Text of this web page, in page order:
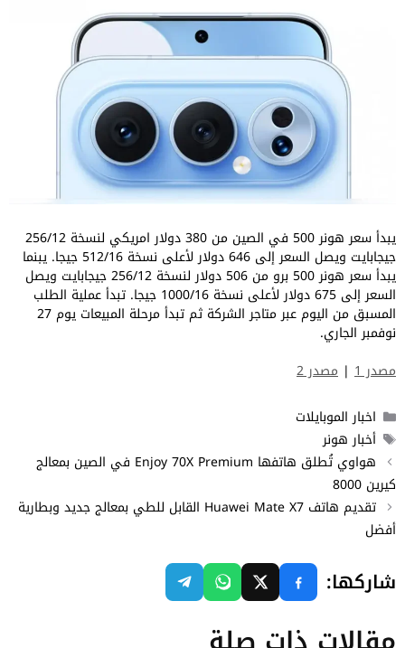
يبدأ سعر هونر 500 في الصين من 380 دولار امريكي لنسخة 256/12
جيجابايت ويصل السعر إلى 646 دولار لأعلى نسخة 512/16 جيجا. يبنما
يبدأ سعر هونر 500 برو من 506 دولار لنسخة 256/12 جيجابايت ويصل
السعر إلى 675 دولار لأعلى نسخة 1000/16 جيجا. تبدأ عملية الطلب
المسبق من اليوم عبر متاجر الشركة ثم تبدأ مرحلة المبيعات يوم 27
نوفمبر الجاري.
مصدر 1 | مصدر 2
التصنيفات
اخبار الموبايلات
الوسوم
أخبار هونر
هواوي تُطلق هاتفها Enjoy 70X Premium في الصين بمعالج
كيرين 8000
تقديم هاتف Huawei Mate X7 القابل للطي بمعالج جديد وبطارية
أفضل
شاركها: